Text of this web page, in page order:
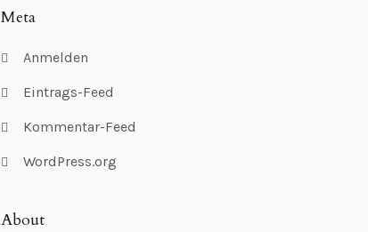
Meta
Anmelden
Eintrags-Feed
Kommentar-Feed
WordPress.org
About